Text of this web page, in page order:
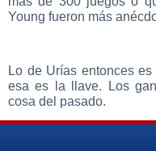
Young fueron más
Lo de Urías entonces
esa es la llave. Los
cosa del pasado.